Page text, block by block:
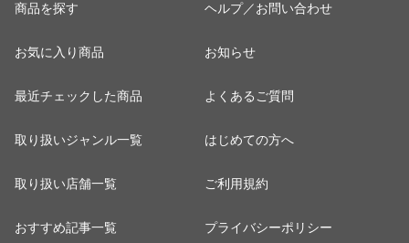
商品を探す
お気に入り商品
最近チェックした商品
取り扱いジャンル一覧
取り扱い店舗一覧
おすすめ記事一覧
ヘルプ／お問い合わせ
お知らせ
よくあるご質問
はじめての方へ
ご利用規約
プライバシーポリシー